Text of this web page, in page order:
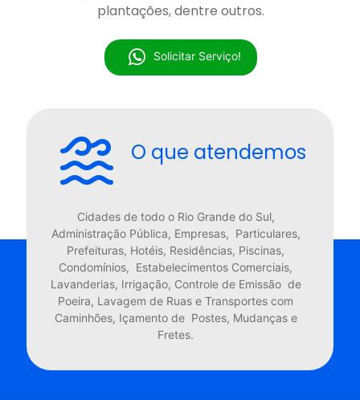
plantações, dentre outros.
Solicitar Serviço!
O que atendemos
Cidades de todo o Rio Grande do Sul,
Administração Pública, Empresas, Particulares,
Prefeituras, Hotéis, Residências, Piscinas,
Condomínios, Estabelecimentos Comerciais,
Lavanderias, Irrigação, Controle de Emissão de
Poeira, Lavagem de Ruas e Transportes com
Caminhões, Içamento de Postes, Mudanças e
Fretes.